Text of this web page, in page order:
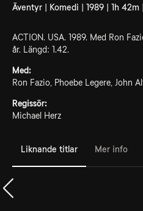
Äventyr | Komedi | 1989 | 1h 42m
ACTION. USA. 1989. Med Ron
år. Längd: 1.42.
Med:
Ron Fazio, Phoebe Legere, John
Regissör:
Michael Herz
Liknande titlar Mer info